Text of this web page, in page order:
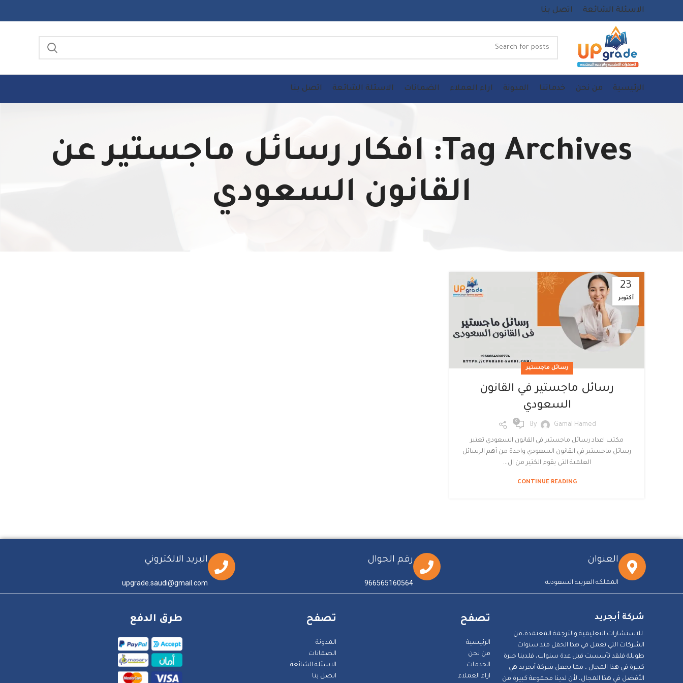
الاسئلة الشائعة اتصل بنا
الرئيسية من نحن خدماتنا المدونة اراء العملاء الضمانات الاسئلة الشائعة اتصل بنا
Tag Archives: افكار رسائل ماجستير عن
القانون السعودي
23
أكتوبر
رسائل ماجستير
رسائل ماجستير في القانون
السعودي
By Gamal Hamed
0
مكتب اعداد رسائل ماجستير في القانون السعودي تعتبر
رسائل ماجستير في القانون السعودي واحدة من أهم الرسائل
العلمية التى يقوم الكثير من ال...
CONTINUE READING
العنوان
المملكه العربيه السعوديه
رقم الجوال
966565160564
البريد الالكتروني
upgrade.saudi@gmail.com
شركة أبجريد
للاستشارات التعليمية والترجمة المعتمدة،من
الشركات التي تعمل في هذا الحقل منذ سنوات
طويلة فلقد تأسست قبل عدة سنوات، فلدينا خبرة
كبيرة في هذا المجال ، مما يجعل شركة أبجريد هي
الأفضل في هذا المجال، لأن لدينا مجموعة كبيرة من
تصفح
الرئيسية
من نحن
الخدمات
اراء العملاء
تصفح
المدونة
الضمانات
الاسئلة الشائعة
اتصل بنا
طرق الدفع